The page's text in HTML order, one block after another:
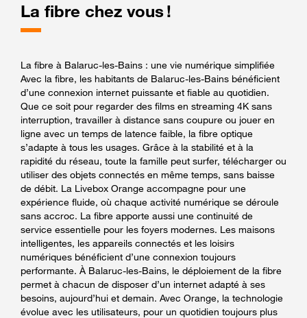
La fibre chez vous !
La fibre à Balaruc-les-Bains : une vie numérique simplifiée
Avec la fibre, les habitants de Balaruc-les-Bains bénéficient
d’une connexion internet puissante et fiable au quotidien.
Que ce soit pour regarder des films en streaming 4K sans
interruption, travailler à distance sans coupure ou jouer en
ligne avec un temps de latence faible, la fibre optique
s’adapte à tous les usages. Grâce à la stabilité et à la
rapidité du réseau, toute la famille peut surfer, télécharger ou
utiliser des objets connectés en même temps, sans baisse
de débit. La Livebox Orange accompagne pour une
expérience fluide, où chaque activité numérique se déroule
sans accroc. La fibre apporte aussi une continuité de
service essentielle pour les foyers modernes. Les maisons
intelligentes, les appareils connectés et les loisirs
numériques bénéficient d’une connexion toujours
performante. À Balaruc-les-Bains, le déploiement de la fibre
permet à chacun de disposer d’un internet adapté à ses
besoins, aujourd’hui et demain. Avec Orange, la technologie
évolue avec les utilisateurs, pour un quotidien toujours plus